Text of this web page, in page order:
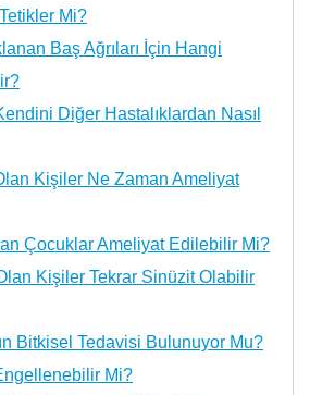
Mi?
Baş Ağrıları İçin Hangi
Diğer Hastalıklardan Nasıl
Kişiler Ne Zaman Ameliyat
Çocuklar Ameliyat Edilebilir Mi?
Kişiler Tekrar Sinüzit Olabilir
Bitkisel Tedavisi Bulunuyor Mu?
Mi?